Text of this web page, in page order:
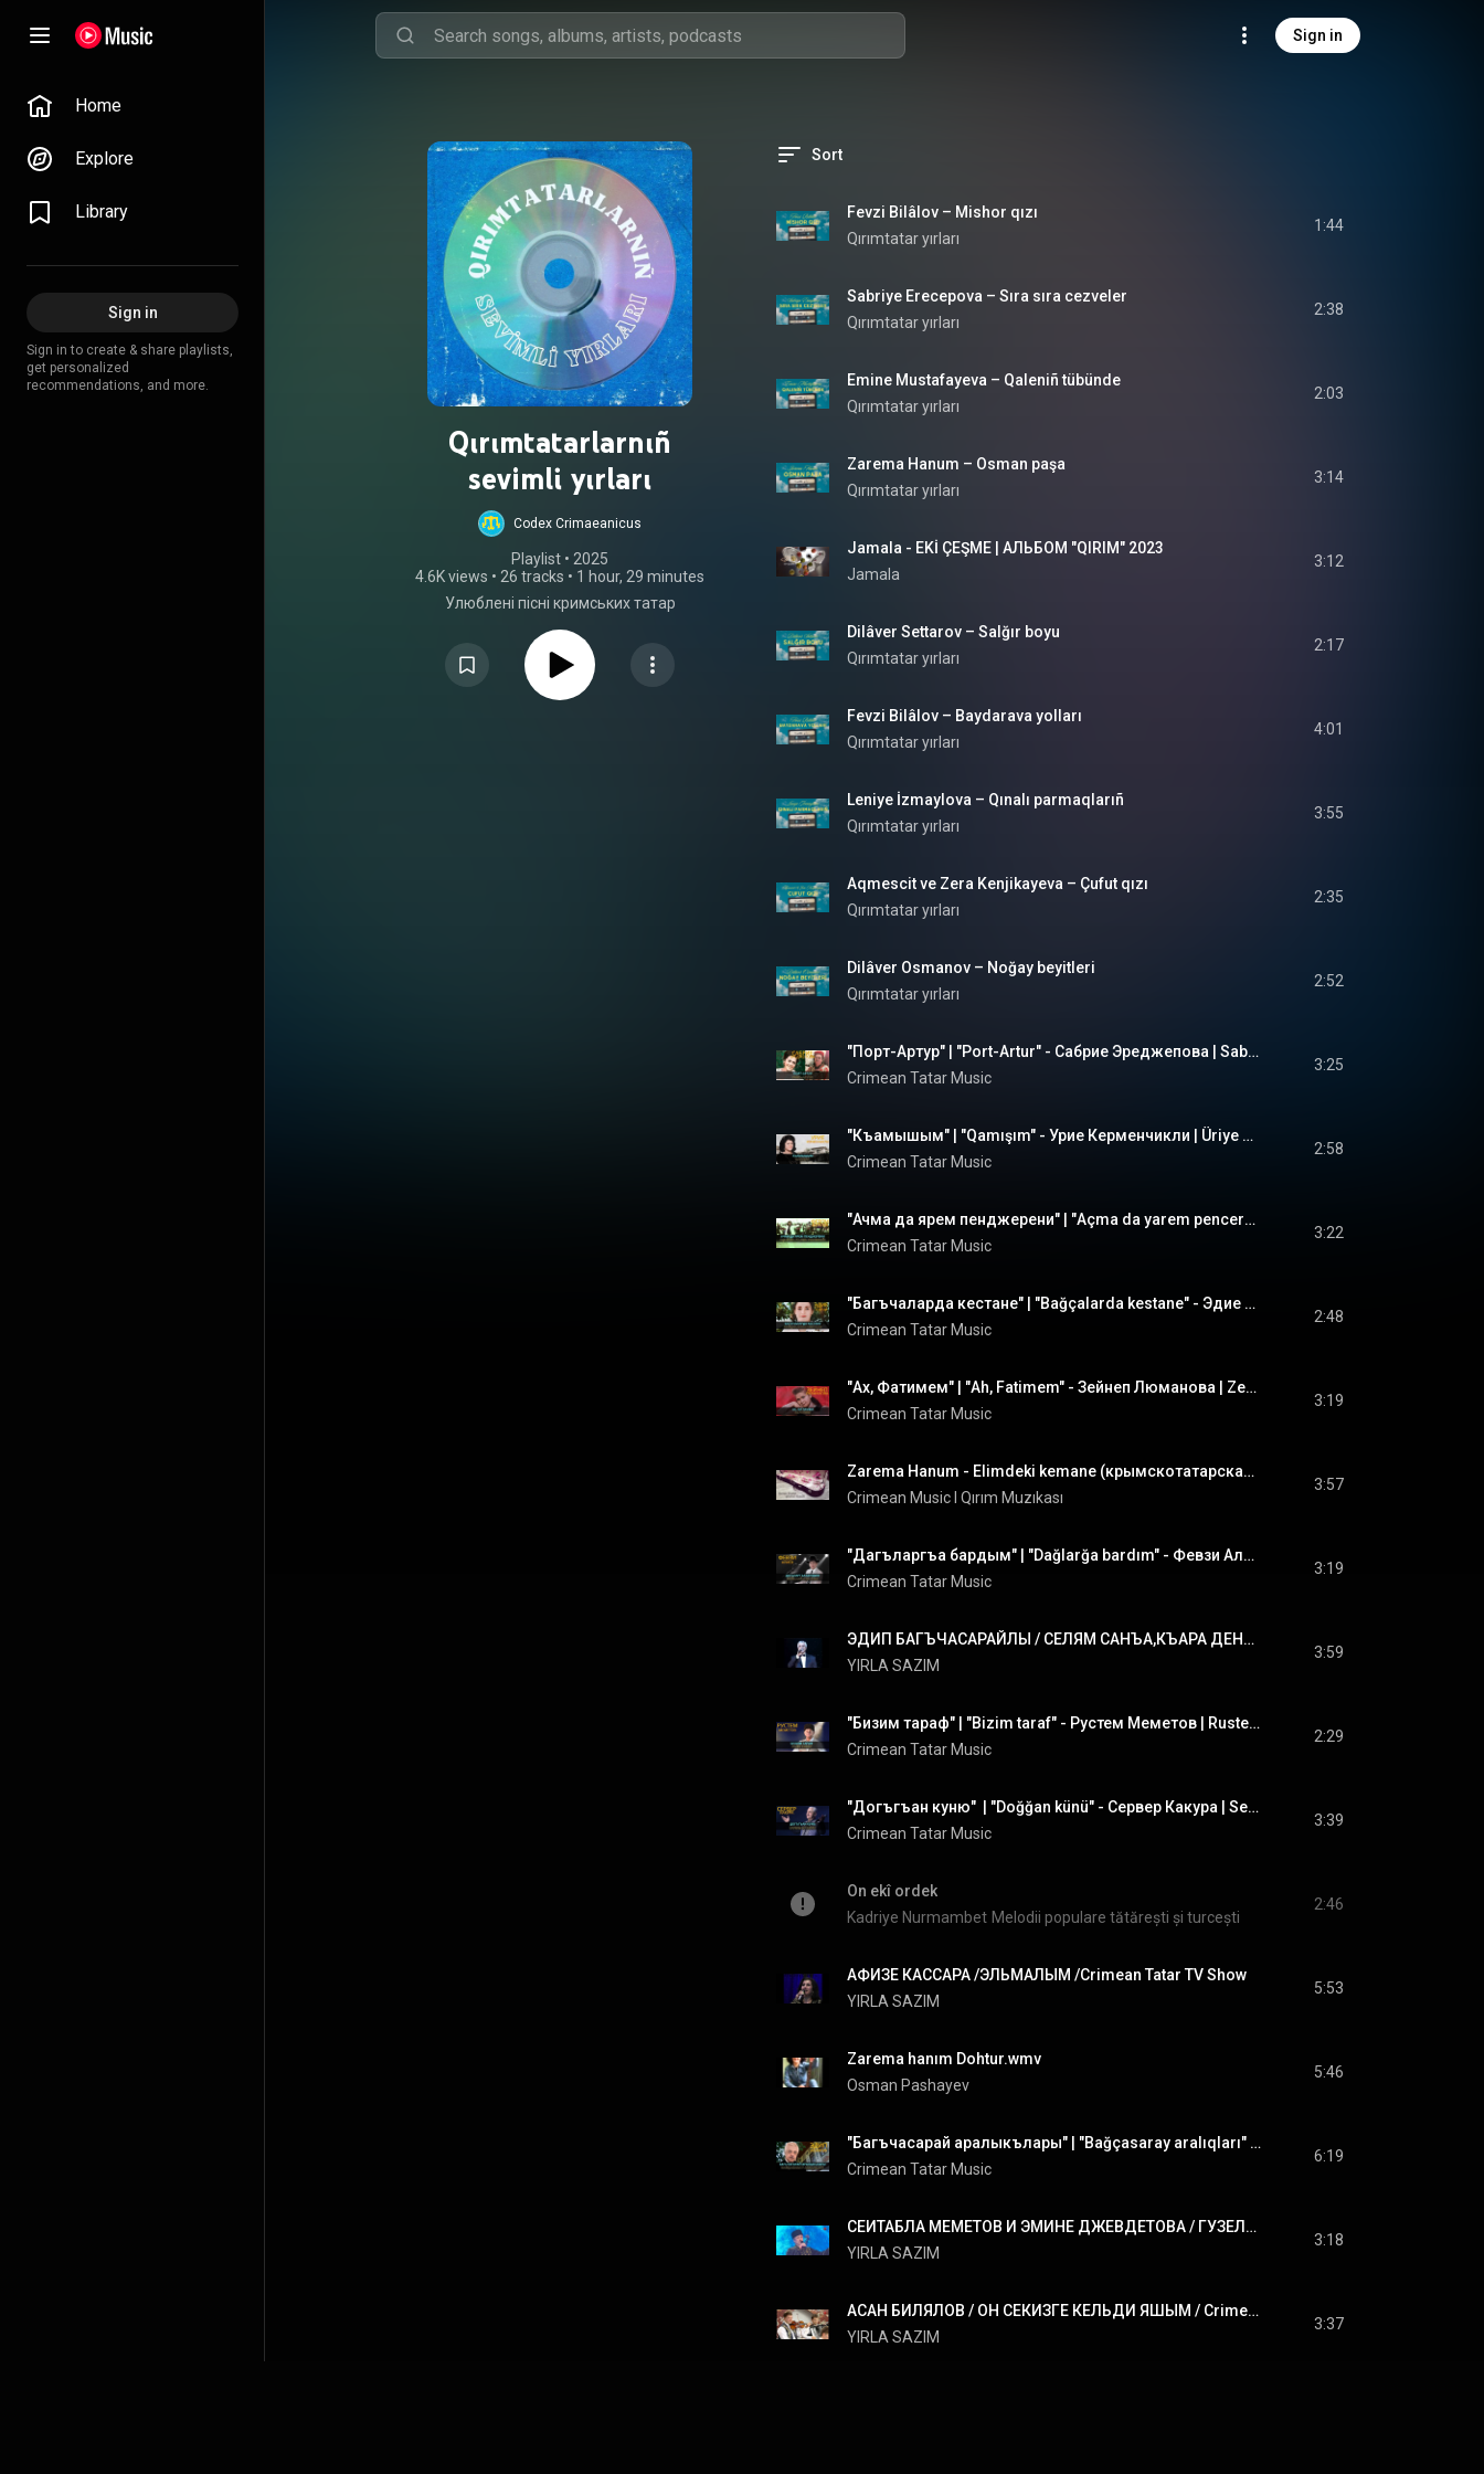
Sign in
Home
Explore
Library
Sign in
Sign in to create & share playlists,
get personalized
recommendations, and more.
Qırımtatarlarnıñ
sevimli yırları
Codex Crimaeanicus
Playlist • 2025
4.6K views • 26 tracks • 1 hour, 29 minutes
Улюблені пісні кримських татар
Sort
Fevzi Bilâlov – Mishor qızı
Qırımtatar yırları
1:44
Sabriye Erecepova – Sıra sıra cezveler
Qırımtatar yırları
2:38
Emine Mustafayeva – Qaleniñ tübünde
Qırımtatar yırları
2:03
Zarema Hanum – Osman paşa
Qırımtatar yırları
3:14
Jamala - EKİ ÇEŞME | АЛЬБОМ "QIRIM" 2023
Jamala
3:12
Dilâver Settarov – Salğır boyu
Qırımtatar yırları
2:17
Fevzi Bilâlov – Baydarava yolları
Qırımtatar yırları
4:01
Leniye İzmaylova – Qınalı parmaqlarıñ
Qırımtatar yırları
3:55
Aqmescit ve Zera Kenjikayeva – Çufut qızı
Qırımtatar yırları
2:35
Dilâver Osmanov – Noğay beyitleri
Qırımtatar yırları
2:52
"Порт-Артур" | "Port-Artur" - Сабрие Эреджепова | Sabriye Erecepova #CrimeanTatarMusic
Crimean Tatar Music
3:25
"Къамышым" | "Qamışım" - Урие Керменчикли | Üriye Kermençikli  #CrimeanTatarMusic  #crimeantatar
Crimean Tatar Music
2:58
"Ачма да ярем пенджерени" | "Açma da yarem pencereni" - Февзи Билялов | Fevzi Bilalov
Crimean Tatar Music
3:22
"Багъчаларда кестане" | "Bağçalarda kestane" - Эдие Топчи | Ediye Topçi  #CrimeanTatarMusic
Crimean Tatar Music
2:48
"Ах, Фатимем" | "Ah, Fatimem" - Зейнеп Люманова | Zeynep Lümanova #CrimeanTatarMusic
Crimean Tatar Music
3:19
Zarema Hanum - Elimdeki kemane (крымскотатарская песня)
Crimean Music l Qırım Muzıkası
3:57
"Дагъларгъа бардым" | "Dağlarğa bardım" - Февзи Алиев | Fevzi Aliyev #CrimeanTatarMusic
Crimean Tatar Music
3:19
ЭДИП БАГЪЧАСАРАЙЛЫ / СЕЛЯМ САНЪА,КЪАРА ДЕНЪИЗ/ Crimean Tatar TV Show
YIRLA SAZIM
3:59
"Бизим тараф" | "Bizim taraf" - Рустем Меметов | Rustem Memetov #CrimeanTatarMusic #crimeantatar
Crimean Tatar Music
2:29
"Догъгъан куню"  | "Doğğan künü" - Сервер Какура | Server Kakura #CrimeanTatarMusic
Crimean Tatar Music
3:39
On ekî ordek
Kadriye Nurmambet Melodii populare tătărești și turcești
2:46
АФИЗЕ КАССАРА /ЭЛЬМАЛЫМ /Crimean Tatar TV Show
YIRLA SAZIM
5:53
Zarema hanım Dohtur.wmv
Osman Pashayev
5:46
"Багъчасарай аралыкълары" | "Bağçasaray aralıqları" - Эдип Асанов | Edip Asanov #CrimeanTatarMusic
Crimean Tatar Music
6:19
СЕИТАБЛА МЕМЕТОВ И ЭМИНЕ ДЖЕВДЕТОВА / ГУЗЕЛЬ КЪЫРЫМ /Crimean Tatar TV Show
YIRLA SAZIM
3:18
АСАН БИЛЯЛОВ / ОН СЕКИЗГЕ КЕЛЬДИ ЯШЫМ / Crimean Tatar TV Show
YIRLA SAZIM
3:37